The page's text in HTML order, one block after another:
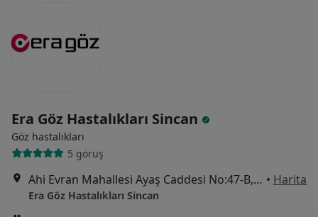
Era Göz Hastalıkları Sincan
Göz hastalıkları
5 görüş
Ahi Evran Mahallesi Ayaş Caddesi No:47-B, Sincan • Harita
Era Göz Hastalıkları Sincan